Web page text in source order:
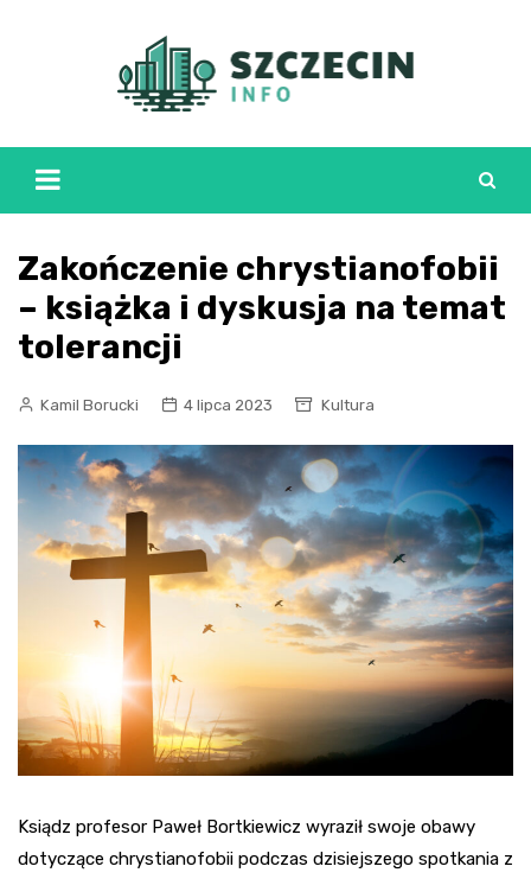
Zakończenie chrystianofobii
– książka i dyskusja na temat
tolerancji
Kamil Borucki 4 lipca 2023 Kultura
Ksiądz profesor Paweł Bortkiewicz wyraził swoje obawy
dotyczące chrystianofobii podczas dzisiejszego spotkania z